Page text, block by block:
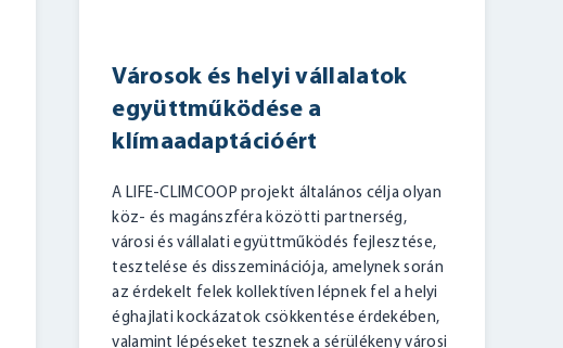
Városok és helyi vállalatok
együttműködése a
klímaadaptációért
A LIFE-CLIMCOOP projekt általános célja olyan
köz- és magánszféra közötti partnerség,
városi és vállalati együttműködés fejlesztése,
tesztelése és disszeminációja, amelynek során
az érdekelt felek kollektíven lépnek fel a helyi
éghajlati kockázatok csökkentése érdekében,
valamint lépéseket tesznek a sérülékeny városi